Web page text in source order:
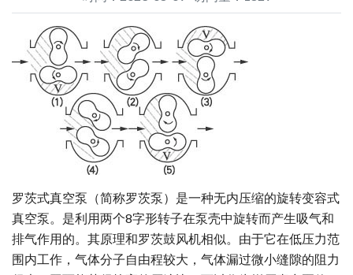
罗茨式真空泵（简称罗茨泵）是一种无内压缩的旋转变容式
真空泵。是利用两个8字形转子在泵壳中旋转而产生吸气和
排气作用的。其原理和罗茨鼓风机相似。由于它在低压力范
围内工作，气体分子自由程较大，气体漏过微小缝隙的阻力